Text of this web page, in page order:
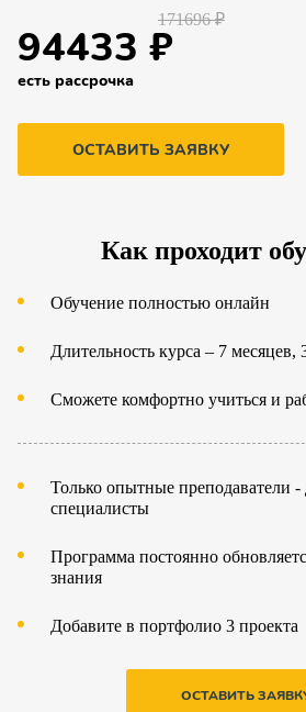
171696 ₽
94433 ₽
есть рассрочка
ОСТАВИТЬ ЗАЯВКУ
Как проходит
Обучение полностью онлайн
Длительность курса – 7 месяцев,
Сможете комфортно учиться и
Только опытные преподаватели
специалисты
Программа постоянно
знания
Добавите в портфолио 3 проекта
ОСТАВИТЬ